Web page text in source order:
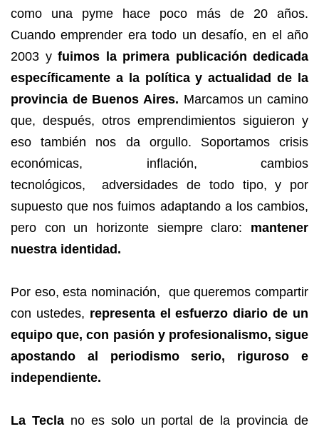
como una pyme hace poco más de 20 años.
Cuando emprender era todo un desafío, en el año
2003 y fuimos la primera publicación dedicada
específicamente a la política y actualidad de la
provincia de Buenos Aires. Marcamos un camino
que, después, otros emprendimientos siguieron y
eso también nos da orgullo. Soportamos crisis
económicas, inflación, cambios
tecnológicos, adversidades de todo tipo, y por
supuesto que nos fuimos adaptando a los cambios,
pero con un horizonte siempre claro: mantener
nuestra identidad.
Por eso, esta nominación, que queremos compartir
con ustedes, representa el esfuerzo diario de un
equipo que, con pasión y profesionalismo, sigue
apostando al periodismo serio, riguroso e
independiente.
La Tecla no es solo un portal de la provincia de